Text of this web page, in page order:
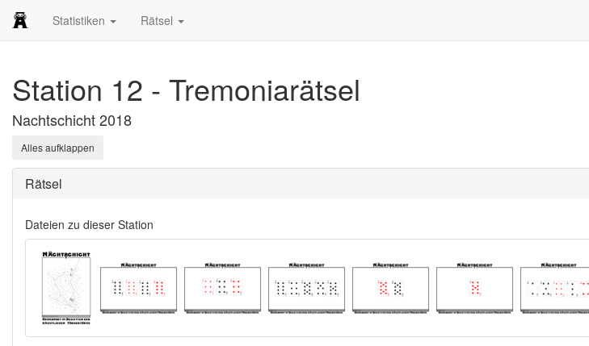
Statistiken Rätsel
Station 12 - Tremoniarätsel
Nachtschicht 2018
Alles aufklappen
Rätsel
Dateien zu dieser Station